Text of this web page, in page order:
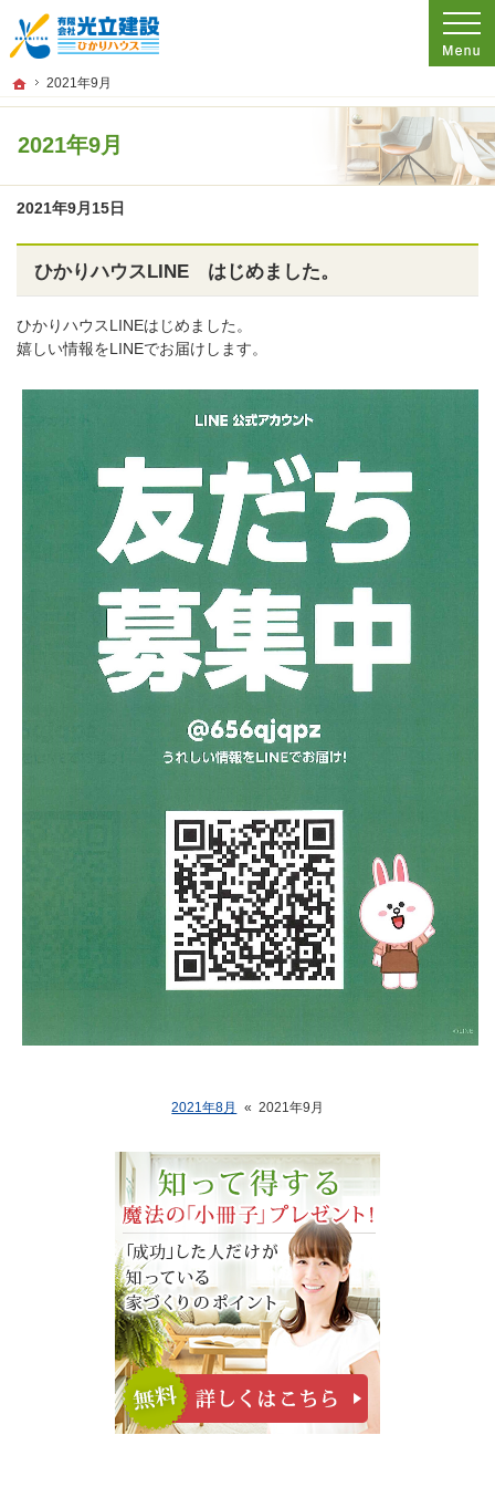
ホーム
2021年9月
2021年9月
プロの目線からご提案。広島県尾道市の注文住宅・新築戸建てを手がける工務店
広島県尾道市の新築・注文住宅・新築戸建てを手がける工務店なら光立建設 ひか
2021年9月15日
ひかりハウスLINE はじめました。
ひかりハウスLINEはじめました。
嬉しい情報をLINEでお届けします。
2021年8月 « 2021年9月